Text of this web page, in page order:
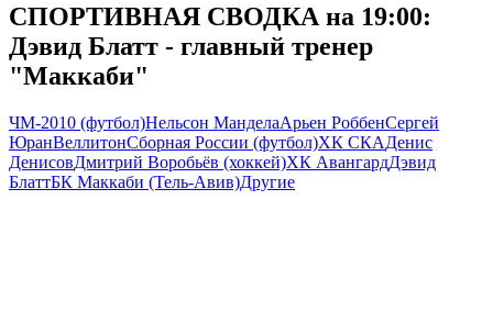
СПОРТИВНАЯ СВОДКА на 19:00:
Дэвид Блатт - главный тренер
"Маккаби"
ЧМ-2010 (футбол)Нельсон МанделаАрьен РоббенСергей
ЮранВеллитонСборная России (футбол)ХК СКАДенис
ДенисовДмитрий Воробьёв (хоккей)ХК АвангардДэвид
БлаттБК Маккаби (Тель-Авив)Другие